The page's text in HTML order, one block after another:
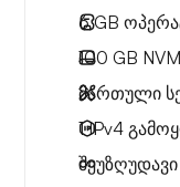
6 GB
100 GB
მართული
1 IPv4